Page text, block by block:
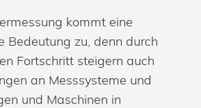
kommt eine
Bedeutung zu, denn durch
Fortschritt steigern auch
an Messsysteme und
und Maschinen in